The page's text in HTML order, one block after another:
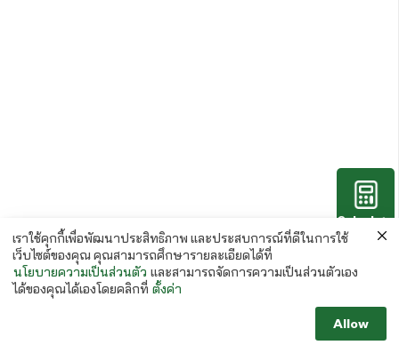
Calculate
Paper
เราใช้คุกกี้เพื่อพัฒนาประสิทธิภาพ และประสบการณ์ที่ดีในการใช้
เว็บไซต์ของคุณ คุณสามารถศึกษารายละเอียดได้ที่
นโยบายความเป็นส่วนตัว และสามารถจัดการความเป็นส่วนตัวเอง
ได้ของคุณได้เองโดยคลิกที่ ตั้งค่า
Allow